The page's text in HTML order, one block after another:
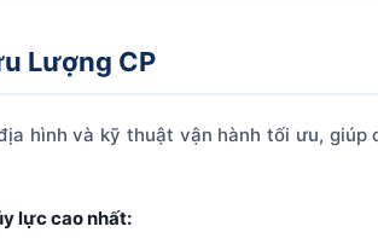
Lượng CP
hình và kỹ thuật vận hành tối ưu,
lực cao nhất: